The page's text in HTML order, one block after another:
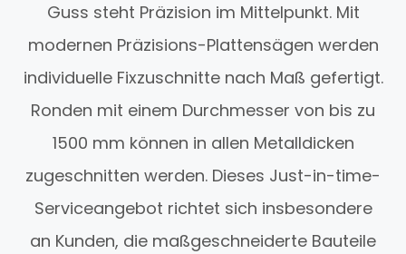
Guss steht Präzision im Mittelpunkt. Mit
modernen Präzisions-Plattensägen werden
individuelle Fixzuschnitte nach Maß gefertigt.
Ronden mit einem Durchmesser von bis zu
1500 mm können in allen Metalldicken
zugeschnitten werden. Dieses Just-in-time-
Serviceangebot richtet sich insbesondere
an Kunden, die maßgeschneiderte Bauteile